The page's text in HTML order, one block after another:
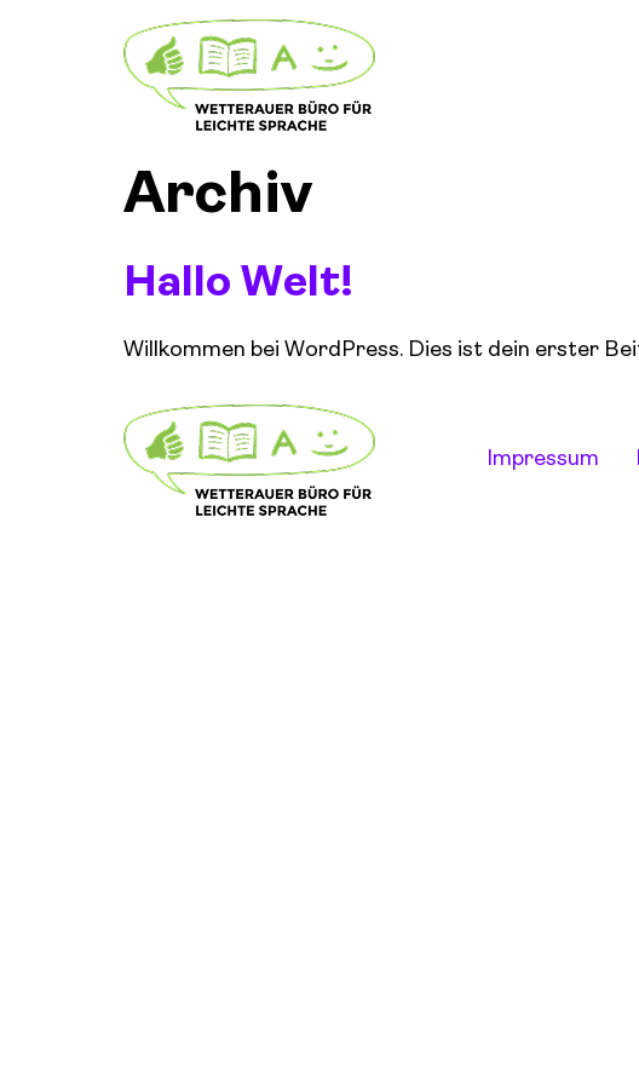
Archiv
Hallo Welt!
Willkommen bei WordPress. Dies ist dein erster
Impressum